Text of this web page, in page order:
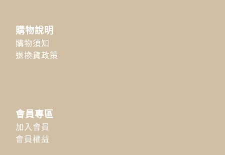
購物說明
購物須知
退換貨政策
會員專區
加入會員
會員權益